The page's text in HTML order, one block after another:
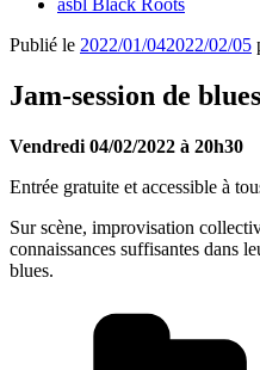
asbl Black Roots
Publié le 2022/01/042022/02/05
Jam-session de blues
Vendredi 04/02/2022 à 20h30
Entrée gratuite et accessible à
Sur scène, improvisation
connaissances suffisantes dans
blues.